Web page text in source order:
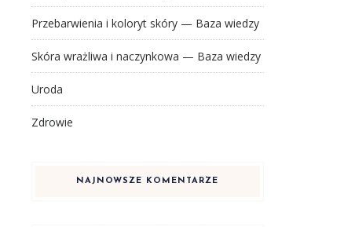
Przebarwienia i koloryt skóry — Baza wiedzy
Skóra wrażliwa i naczynkowa — Baza wiedzy
Uroda
Zdrowie
NAJNOWSZE KOMENTARZE